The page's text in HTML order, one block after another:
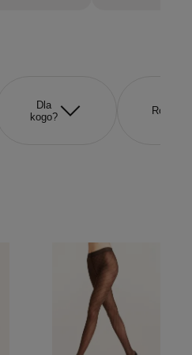
Dla
kogo?
Rozmiar